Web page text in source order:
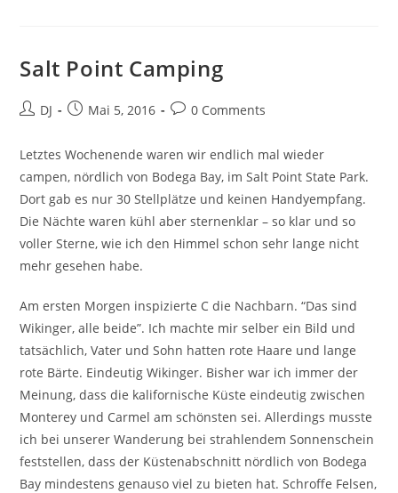
Salt Point Camping
Beitrags-
DJ
BeitragMai 5, 2016
Beitrags-
0 Comments
Letztes Wochenende waren wir endlich mal wieder
campen, nördlich von Bodega Bay, im Salt Point State Park.
Dort gab es nur 30 Stellplätze und keinen Handyempfang.
Die Nächte waren kühl aber sternenklar – so klar und so
voller Sterne, wie ich den Himmel schon sehr lange nicht
mehr gesehen habe.
Am ersten Morgen inspizierte C die Nachbarn. “Das sind
Wikinger, alle beide”. Ich machte mir selber ein Bild und
tatsächlich, Vater und Sohn hatten rote Haare und lange
rote Bärte. Eindeutig Wikinger. Bisher war ich immer der
Meinung, dass die kalifornische Küste eindeutig zwischen
Monterey und Carmel am schönsten sei. Allerdings musste
ich bei unserer Wanderung bei strahlendem Sonnenschein
feststellen, dass der Küstenabschnitt nördlich von Bodega
Bay mindestens genauso viel zu bieten hat. Schroffe Felsen,